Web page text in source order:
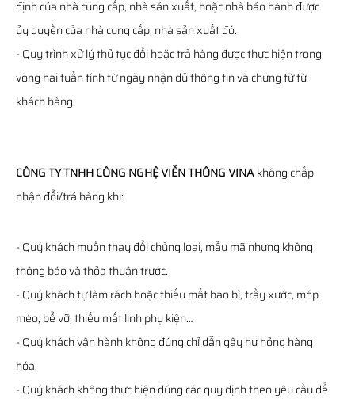
định của nhà cung cấp, nhà sản xuất, hoặc nhà bảo hành được
ủy quyền của nhà cung cấp, nhà sản xuất đó.
- Quy trình xử lý thủ tục đổi hoặc trả hàng được thực hiện trong
vòng hai tuần tính từ ngày nhận đủ thông tin và chứng từ từ
khách hàng.
CÔNG TY TNHH CÔNG NGHỆ VIỄN THÔNG VINAkhông chấp
nhận đổi/trả hàng khi:
- Quý khách muốn thay đổi chủng loại, mẫu mã nhưng không
thông báo và thỏa thuận trước.
- Quý khách tự làm rách hoặc thiếu mất bao bì, trầy xước, móp
méo, bể vỡ, thiếu mất linh phụ kiện…
- Quý khách vận hành không đúng chỉ dẫn gây hư hỏng hàng
hóa.
- Quý khách không thực hiện đúng các quy định theo yêu cầu để